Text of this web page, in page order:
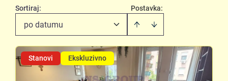
Postavka:
Sortiraj:
po datumu
Stanovi Ekskluzivno